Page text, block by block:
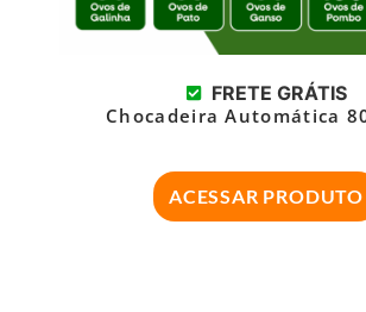
FRETE GRÁTIS
Chocadeira Automática
ACESSAR PRODUTO